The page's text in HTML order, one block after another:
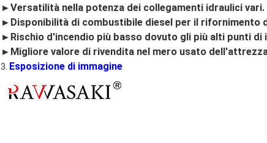
►Versatilità nella potenza dei collegamenti idraulici vari.
►Disponibilità di combustibile diesel per il rifornimento
►Rischio d'incendio più basso dovuto gli più alti punti
►Migliore valore di rivendita nel mero usato
3. Esposizione di immagine